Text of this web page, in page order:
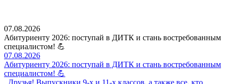
07.08.2026
Абитуриенту 2026: поступай в ДИТК и стань востребованным
специалистом! 💪
07.08.2026
Абитуриенту 2026: поступай в ДИТК и стань востребованным
специалистом! 💪
Друзья! Выпускники 9-х и 11-х классов, а также все, кто